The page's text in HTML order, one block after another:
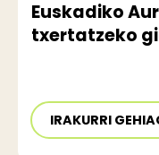
Euskadiko
txertatzeko
IRAKURRI